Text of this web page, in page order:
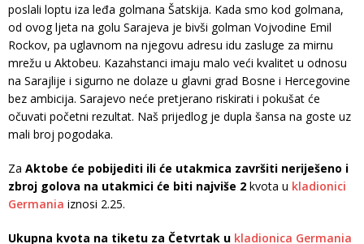
poslali loptu iza leđa golmana Šatskija. Kada smo kod golmana,
od ovog ljeta na golu Sarajeva je bivši golman Vojvodine Emil
Rockov, pa uglavnom na njegovu adresu idu zasluge za mirnu
mrežu u Aktobeu. Kazahstanci imaju malo veći kvalitet u odnosu
na Sarajlije i sigurno ne dolaze u glavni grad Bosne i Hercegovine
bez ambicija. Sarajevo neće pretjerano riskirati i pokušat će
očuvati početni rezultat. Naš prijedlog je dupla šansa na goste uz
mali broj pogodaka.
Za Aktobe će pobijediti ili će utakmica završiti neriješeno i
zbroj golova na utakmici će biti najviše 2 kvota u kladionici
Germania iznosi 2.25.
Ukupna kvota na tiketu za Četvrtak u kladionica Germania